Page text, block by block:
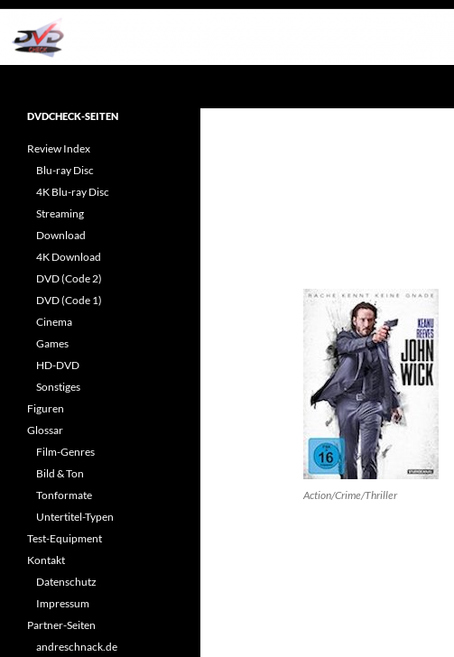
Zum
Inhalt
springen
Action/Crime/Thriller
Reviews rund ums Heimkino &
DVDCHECK-SEITEN
Review Index
Blu-ray Disc
4K Blu-ray Disc
Streaming
Download
4K Download
DVD (Code 2)
DVD (Code 1)
Cinema
Games
HD-DVD
Sonstiges
Figuren
Glossar
Film-Genres
Bild & Ton
Tonformate
Untertitel-Typen
Test-Equipment
Kontakt
Datenschutz
Impressum
Partner-Seiten
andreschnack.de